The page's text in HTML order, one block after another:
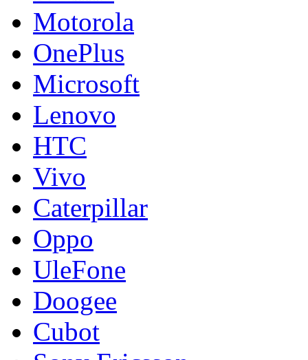
Motorola
OnePlus
Microsoft
Lenovo
HTC
Vivo
Caterpillar
Oppo
UleFone
Doogee
Cubot